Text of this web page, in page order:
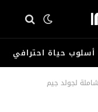
أسلوب حياة احترافي
لجولد جيم